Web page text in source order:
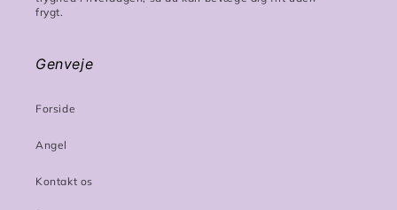
frygt.
Genveje
Forside
Angel
Kontakt os